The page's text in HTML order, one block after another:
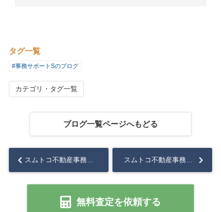
タグ一覧
#事務サポートSのブログ
カテゴリ・タグ一覧
ブログ一覧ページへもどる
無料査定を依頼する